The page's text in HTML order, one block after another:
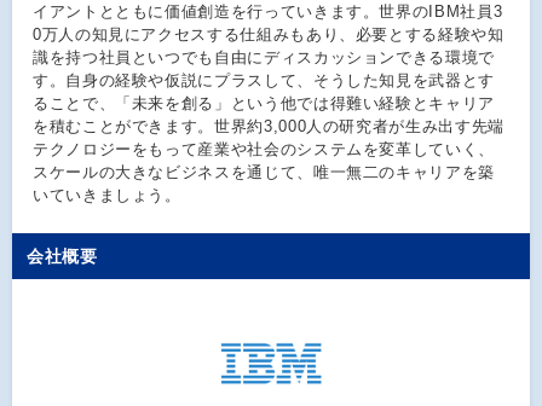
イアントとともに価値創造を行っていきます。世界のIBM社員3
0万人の知見にアクセスする仕組みもあり、必要とする経験や知
識を持つ社員といつでも自由にディスカッションできる環境で
す。自身の経験や仮説にプラスして、そうした知見を武器とす
ることで、「未来を創る」という他では得難い経験とキャリア
を積むことができます。世界約3,000人の研究者が生み出す先端
テクノロジーをもって産業や社会のシステムを変革していく、
スケールの大きなビジネスを通じて、唯一無二のキャリアを築
いていきましょう。
会社概要